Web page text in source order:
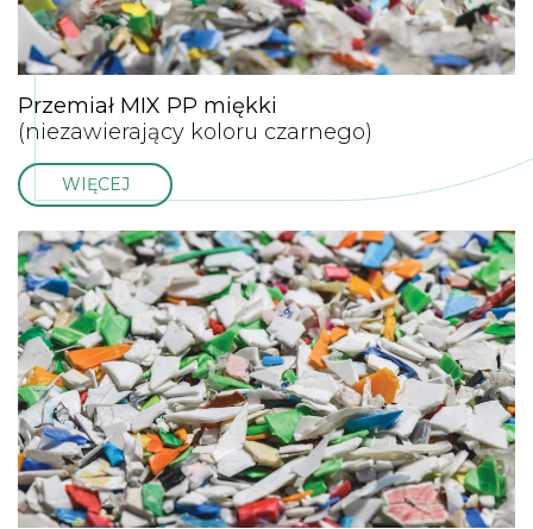
Przemiał MIX PP miękki
(niezawierający koloru czarnego)
WIĘCEJ